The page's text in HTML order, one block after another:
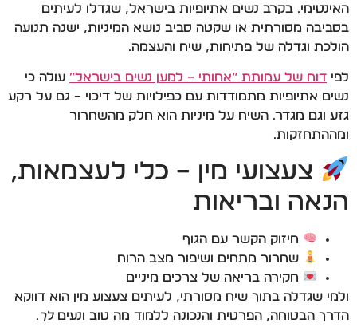
האינטימי. בקרב נשים אתיופיות בישראל, שגדלו לעיתים
בסביבה מסורתית או שקטה סביב נושא המיניות, ישנה תנועה
הולכת וגדלה של פתיחות, שיח והעצמה.
לפי דוח של עמותת “אחותי – למען נשים בישראל” עולה כי
נשים אתיופיות מתמודדות עם כפילויות של דיכוי – גם על רקע
גזע וגם מגדר. השיח על מיניות הוא חלק מהשחרור
ומההתחזקות.
צעצועי מין – כלי לעצמאות,
הנאה ובריאות
חיזוק הקשר עם הגוף
שחרור מתחים ושיפור מצב הרוח
חקירה בריאה של צרכים מיניים
ולמי שגדלה בתוך שיח מסורתי, לעיתים צעצוע מין הוא דווקא
הדרך הבטוחה, הפרטית והנכונה ללמוד מה טוב ונעיםלך.